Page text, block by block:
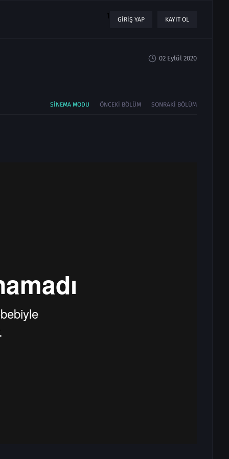
1 GIRIŞ YAP KAYIT OL
02 Eylül 2020
SINEMA MODU ÖNCEKI BÖLÜM SONRAKI BÖLÜM